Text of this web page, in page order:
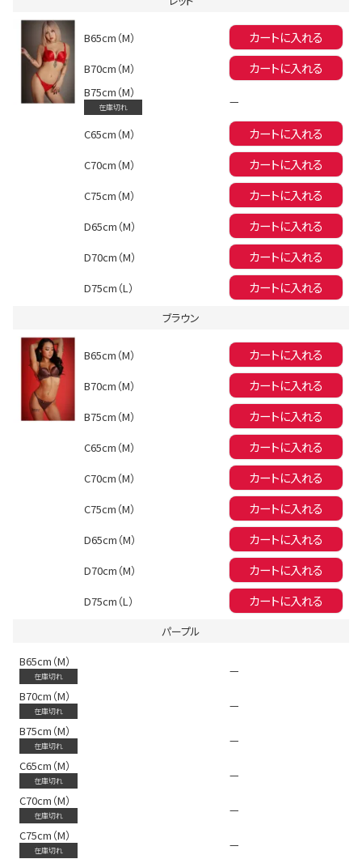
イベント一覧
今活躍している多ジャンルダンサーさん×bombshellコラボ特集
B65cm（M） カートに入れる
B70cm（M） カートに入れる
B75cm（M）
在庫切れ —
C65cm（M） カートに入れる
C70cm（M） カートに入れる
C75cm（M） カートに入れる
D65cm（M） カートに入れる
D70cm（M） カートに入れる
D75cm（L） カートに入れる
ブラウン
B65cm（M） カートに入れる
B70cm（M） カートに入れる
B75cm（M） カートに入れる
C65cm（M） カートに入れる
C70cm（M） カートに入れる
C75cm（M） カートに入れる
D65cm（M） カートに入れる
D70cm（M） カートに入れる
D75cm（L） カートに入れる
パープル
B65cm（M）
在庫切れ
—
B70cm（M）
在庫切れ
—
B75cm（M）
在庫切れ
—
C65cm（M）
在庫切れ
—
C70cm（M）
在庫切れ
—
C75cm（M）
在庫切れ —